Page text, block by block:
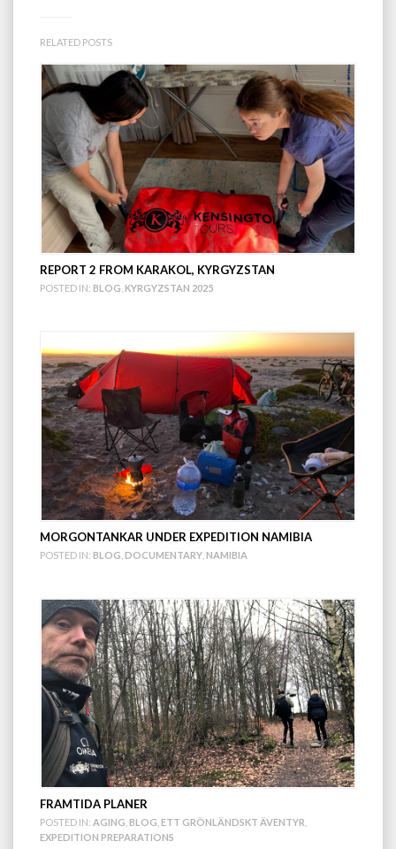
RELATED POSTS
REPORT 2 FROM KARAKOL, KYRGYZSTAN
POSTED IN: BLOG KYRGYZSTAN 2025
MORGONTANKAR UNDER EXPEDITION NAMIBIA
POSTED IN: BLOG DOCUMENTARY NAMIBIA
FRAMTIDA PLANER
POSTED IN: AGING BLOG ETT GRÖNLÄNDSKT ÄVENTYR
EXPEDITION PREPARATIONS